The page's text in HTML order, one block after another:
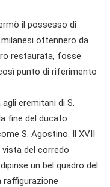
il possesso di
ottennero da
restaurata, fosse
punto di riferimento
eremitani di S.
fine del ducato
S. Agostino. Il XVII
del corredo
un bel quadro del
raffigurazione